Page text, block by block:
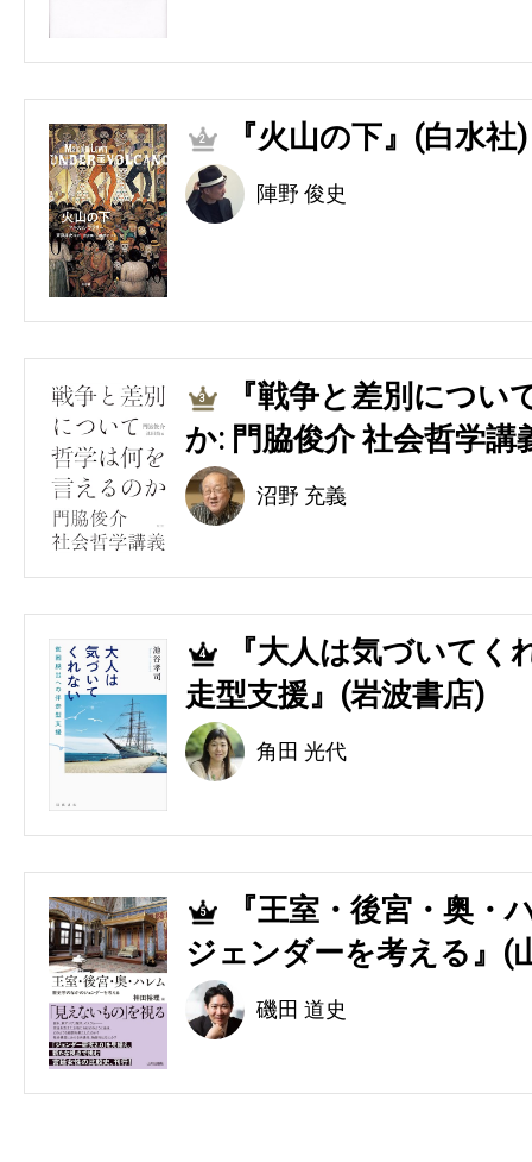
2 『火山の下』(白水社)
陣野 俊史
3
『戦争と差別につ
か: 門脇俊介 社会哲学講
沼野 充義
4
『大人は気づいてく
走型支援』(岩波書店)
角田 光代
5
『王室・後宮・奥・
ジェンダーを考える』(
磯田 道史